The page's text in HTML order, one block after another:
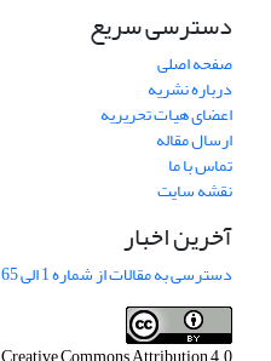
دسترسی سریع
صفحه اصلی
درباره نشریه
اعضای هیات تحریریه
ارسال مقاله
تماس با ما
نقشه سایت
آخرین اخبار
دسترسی به مقالات از شماره 1 الی 65 پژوهشهای جغرافیایی